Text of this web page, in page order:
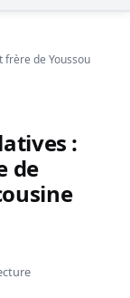
frère de Youssou
:
de